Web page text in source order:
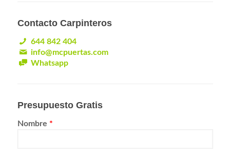
Contacto Carpinteros
644 842 404
info@mcpuertas.com
Whatsapp
Presupuesto Gratis
Nombre *